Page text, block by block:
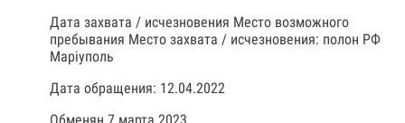
Дата захвата / исчезновения Место возможного
пребывания Место захвата / исчезновения: полон РФ
Маріуполь
Дата обращения: 12.04.2022